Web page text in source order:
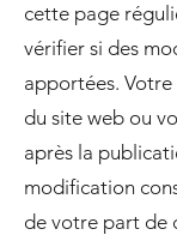
cette page
vérifier si des
apportées.
du site web ou
après la
modification
de votre part de